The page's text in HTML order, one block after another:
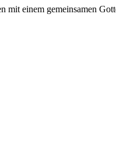
einem gemeinsamen